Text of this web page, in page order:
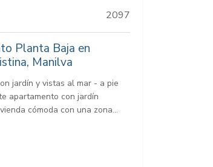
2097
Planta Baja en
Manilva
jardín y vistas al mar - a pie
apartamento con jardín
cómoda con una zona...